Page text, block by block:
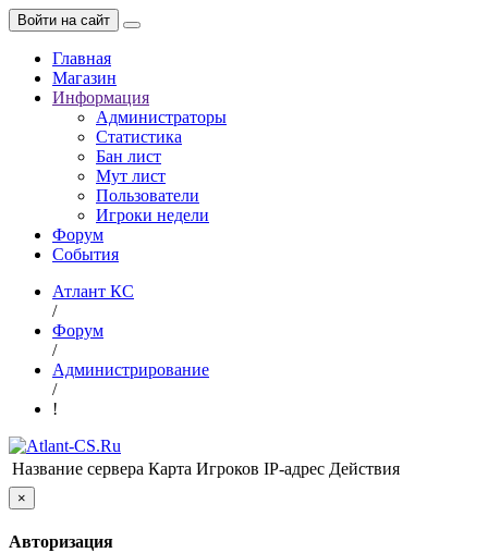
Войти на сайт
Главная
Магазин
Информация
Администраторы
Статистика
Бан лист
Мут лист
Пользователи
Игроки недели
Форум
События
Атлант КС
/
Форум
/
Администрирование
/
!
Название сервера Карта Игроков IP-адрес Действия
×
Авторизация